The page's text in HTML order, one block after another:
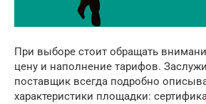
При выборе стоит обращать
цену и наполнение тарифов.
поставщик всегда подробно
характеристики площадки: